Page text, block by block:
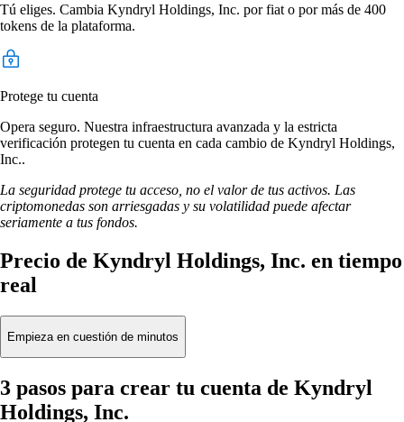
Tú eliges. Cambia Kyndryl Holdings, Inc. por fiat o por más de 400
tokens de la plataforma.
Protege tu cuenta
Opera seguro. Nuestra infraestructura avanzada y la estricta
verificación protegen tu cuenta en cada cambio de Kyndryl Holdings,
Inc..
La seguridad protege tu acceso, no el valor de tus activos. Las
criptomonedas son arriesgadas y su volatilidad puede afectar
seriamente a tus fondos.
Precio de Kyndryl Holdings, Inc. en tiempo
real
Empieza en cuestión de minutos
3 pasos para crear tu cuenta de Kyndryl
Holdings, Inc.